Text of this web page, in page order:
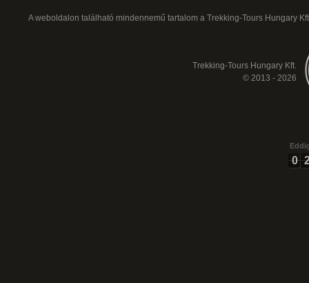
A weboldalon található mindennemű tartalom a Trekking-Tours Hungary
Trekking-Tours Hungary Kft.
© 2013 - 2026
0